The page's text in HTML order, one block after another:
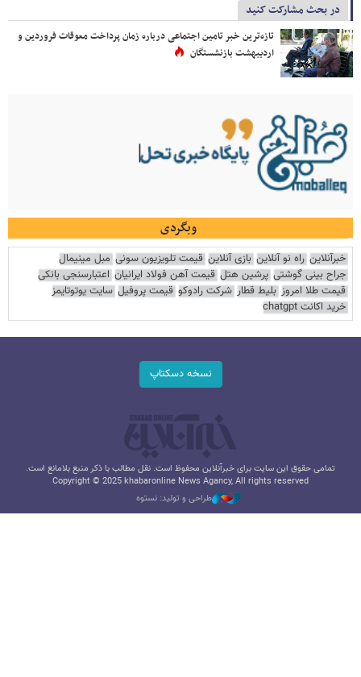
در بحث مشارکت کنید
تازه‌ترین خبر تامین اجتماعی درباره زمان پرداخت معوقات فروردین و
اردیبهشت بازنشستگان
وبگردی
خبرآنلاین راه نو آنلاین بازی آنلاین قیمت تلویزیون سونی مبل مینیمال
جراح بینی گوشتی پرشین هتل قیمت آهن فولاد ایرانیان اعتبارسنجی بانکی
قیمت طلا امروز بلیط قطار شرکت رادوکو قیمت پروفیل سایت یوتوتایمز
خرید اکانت chatgpt
نسخه دسکتاپ
تمامی حقوق این سایت برای خبرآنلاین محفوظ است. نقل مطالب با ذکر منبع بلامانع است.
Copyright © 2025 khabaronline News Agancy, All rights reserved
طراحی و تولید: نستوه